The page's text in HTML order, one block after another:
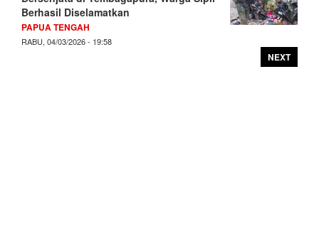
Berhasil Diselamatkan
PAPUA TENGAH
RABU, 04/03/2026 - 19:58
NEXT